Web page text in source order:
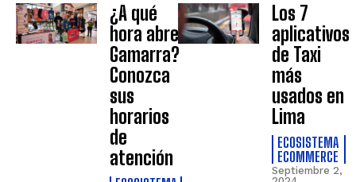
¿A qué
hora abre
Gamarra?
Conozca
sus
horarios
de
atención
Los 7
aplicativos
de Taxi
más
usados en
Lima
ECOSISTEMA
ECOMMERCE
Septiembre 2,